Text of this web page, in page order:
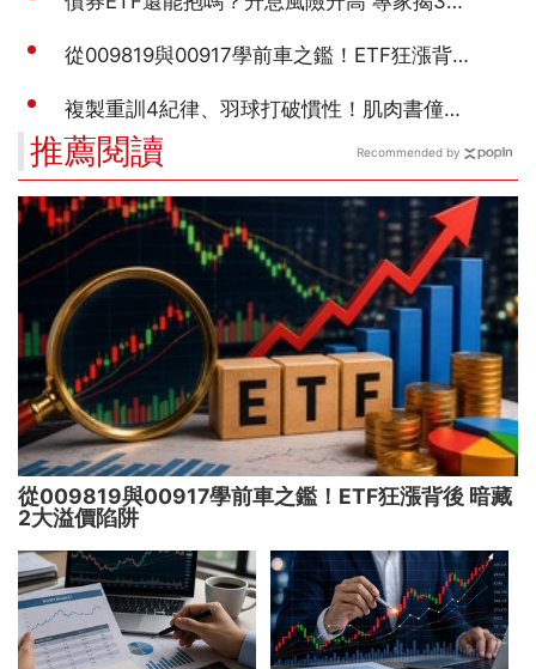
推薦閱讀
從009819與00917學前車之鑑！ETF狂漲背後 暗藏
2大溢價陷阱
Recommended by